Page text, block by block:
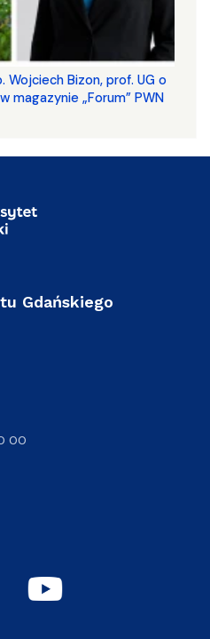
Wojciech Bizon, prof. UG o
magazynie „Forum” PWN
Gdańskiego
00